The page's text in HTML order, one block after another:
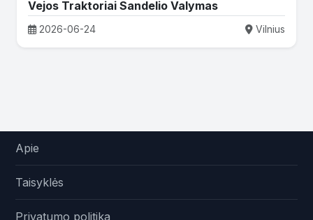
Vejos Traktoriai Sandelio Valymas
2026-06-24 Vilnius
Apie
Taisyklės
Privatumo politika